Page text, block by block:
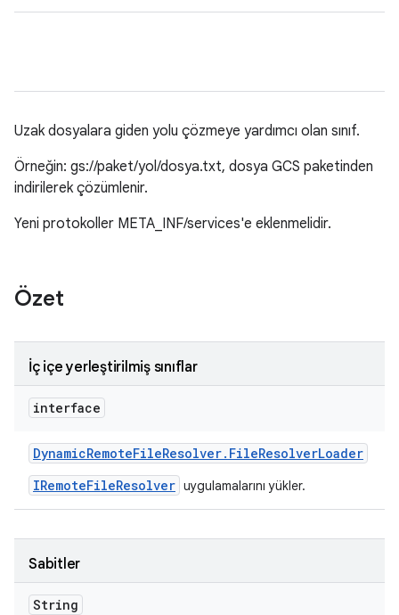
Uzak dosyalara giden yolu çözmeye yardımcı olan sınıf.
Örneğin: gs://paket/yol/dosya.txt, dosya GCS paketinden
indirilerek çözümlenir.
Yeni protokoller META_INF/services'e eklenmelidir.
Özet
İç içe yerleştirilmiş sınıflar
interface
DynamicRemoteFileResolver. FileResolverLoader
IRemoteFileResolver uygulamalarını yükler.
Sabitler
String